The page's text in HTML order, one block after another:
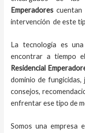
Emperadores cuentan
intervención de este
La tecnología es
encontrar a tiempo
Residencial
dominio de
consejos,
enfrentar ese tipo de
Somos una empresa